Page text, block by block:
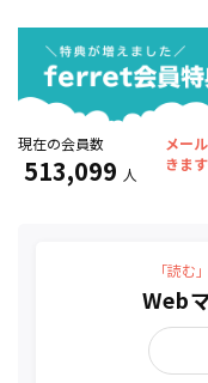
現在の会員数
513,099 人
メー
きま
「読む
Web